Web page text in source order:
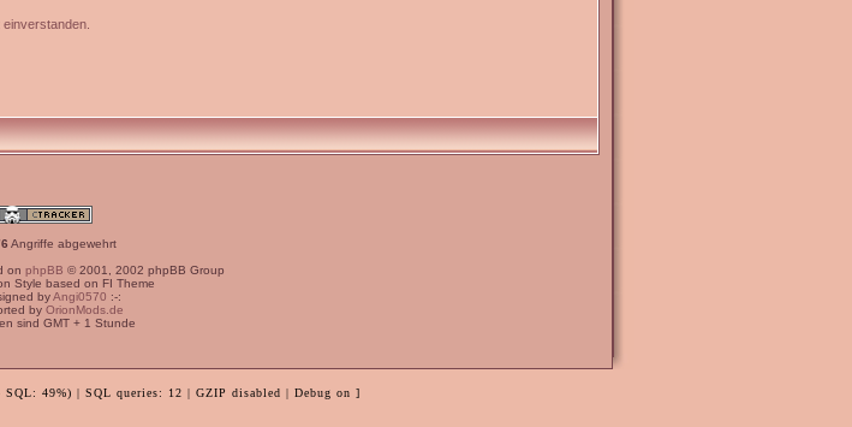
Angriffe abgewehrt
on phpBB © 2001, 2002 phpBB Group
Style based on FI Theme
byAngi0570 :-:
by OrionMods.de
sind GMT + 1 Stunde
49%) | SQL queries: 12 | GZIP disabled | Debug on ]